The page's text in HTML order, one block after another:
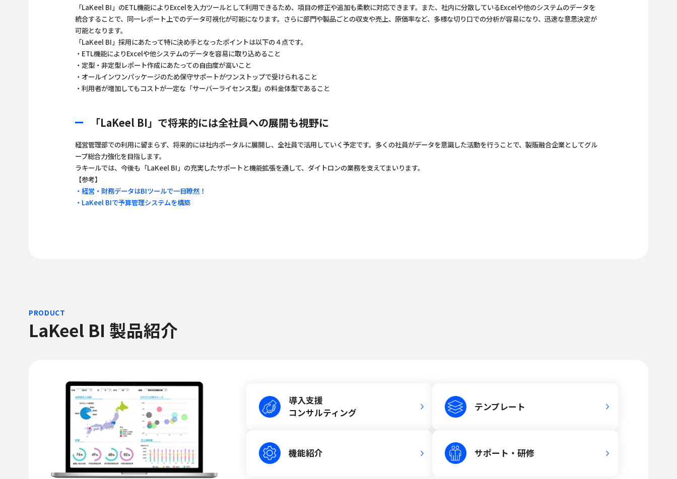
「LaKeel BI」のETL機能によりExcelを入力ツールとして利用できるため、項目の修正や追加も柔軟に対応できます。また、社内に分散しているExcelや他のシステムのデータを
統合することで、同一レポート上でのデータ可視化が可能になります。さらに部門や製品ごとの収支や売上、原価率など、多様な切り口での分析が容易になり、迅速な意思決定が
可能となります。
「LaKeel BI」採用にあたって特に決め手となったポイントは以下の４点です。
・ETL機能によりExcelや他システムのデータを容易に取り込めること
・定型・非定型レポート作成にあたっての自由度が高いこと
・オールインワンパッケージのため保守サポートがワンストップで受けられること
・利用者が増加してもコストが一定な「サーバーライセンス型」の料金体型であること
「LaKeel BI」で将来的には全社員への展開も視野に
経営管理部での利用に留まらず、将来的には社内ポータルに展開し、全社員で活用していく予定です。多くの社員がデータを意識した活動を行うことで、製販融合企業としてグル
ープ総合力強化を目指します。
ラキールでは、今後も「LaKeel BI」の充実したサポートと機能拡張を通して、ダイトロンの業務を支えてまいります。
【参考】
・経営・財務データはBIツールで一目瞭然！
・LaKeel BIで予算管理システムを構築
PRODUCT
LaKeel BI 製品紹介
導入支援
コンサルティング
テンプレート
機能紹介 サポート・研修